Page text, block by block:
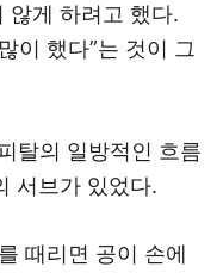
않게 하려고 했다.
이 했다”는 것이 그
탈의 일방적인 흐름
서브가 있었다.
때리면 공이 손에